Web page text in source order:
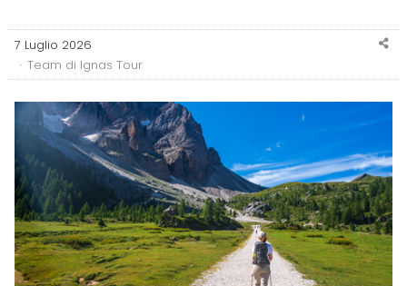
7 Luglio 2026
Author
Team di Ignas Tour